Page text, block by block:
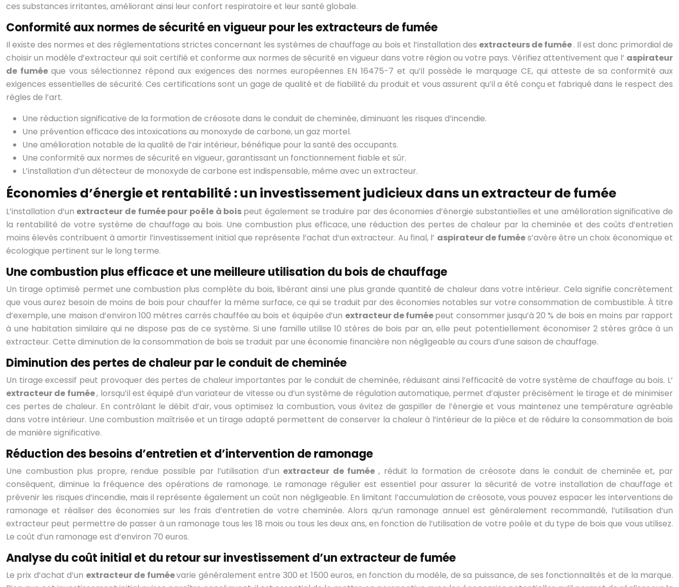
ces substances irritantes, améliorant ainsi leur confort respiratoire et leur santé globale.
Conformité aux normes de sécurité en vigueur pour les extracteurs de fumée
Il existe des normes et des réglementations strictes concernant les systèmes de chauffage au bois et l’installation des extracteurs de fumée. Il est donc primordial de
choisir un modèle d’extracteur qui soit certifié et conforme aux normes de sécurité en vigueur dans votre région ou votre pays. Vérifiez attentivement que l’ aspirateur
de fumée que vous sélectionnez répond aux exigences des normes européennes EN 16475-7 et qu’il possède le marquage CE, qui atteste de sa conformité aux
exigences essentielles de sécurité. Ces certifications sont un gage de qualité et de fiabilité du produit et vous assurent qu’il a été conçu et fabriqué dans le respect des
règles de l’art.
Une réduction significative de la formation de créosote dans le conduit de cheminée, diminuant les risques d’incendie.
Une prévention efficace des intoxications au monoxyde de carbone, un gaz mortel.
Une amélioration notable de la qualité de l’air intérieur, bénéfique pour la santé des occupants.
Une conformité aux normes de sécurité en vigueur, garantissant un fonctionnement fiable et sûr.
L’installation d’un détecteur de monoxyde de carbone est indispensable, même avec un extracteur.
Économies d’énergie et rentabilité : un investissement judicieux dans un extracteur de fumée
L’installation d’un extracteur de fumée pour poêle à bois peut également se traduire par des économies d’énergie substantielles et une amélioration significative de
la rentabilité de votre système de chauffage au bois. Une combustion plus efficace, une réduction des pertes de chaleur par la cheminée et des coûts d’entretien
moins élevés contribuent à amortir l’investissement initial que représente l’achat d’un extracteur. Au final, l’ aspirateur de fumées’avère être un choix économique et
écologique pertinent sur le long terme.
Une combustion plus efficace et une meilleure utilisation du bois de chauffage
Un tirage optimisé permet une combustion plus complète du bois, libérant ainsi une plus grande quantité de chaleur dans votre intérieur. Cela signifie concrètement
que vous aurez besoin de moins de bois pour chauffer la même surface, ce qui se traduit par des économies notables sur votre consommation de combustible. À titre
d’exemple, une maison d’environ 100 mètres carrés chauffée au bois et équipée d’un extracteur de fuméepeut consommer jusqu’à 20 % de bois en moins par rapport
à une habitation similaire qui ne dispose pas de ce système. Si une famille utilise 10 stères de bois par an, elle peut potentiellement économiser 2 stères grâce à un
extracteur. Cette diminution de la consommation de bois se traduit par une économie financière non négligeable au cours d’une saison de chauffage.
Diminution des pertes de chaleur par le conduit de cheminée
Un tirage excessif peut provoquer des pertes de chaleur importantes par le conduit de cheminée, réduisant ainsi l’efficacité de votre système de chauffage au bois. L’
extracteur de fumée, lorsqu’il est équipé d’un variateur de vitesse ou d’un système de régulation automatique, permet d’ajuster précisément le tirage et de minimiser
ces pertes de chaleur. En contrôlant le débit d’air, vous optimisez la combustion, vous évitez de gaspiller de l’énergie et vous maintenez une température agréable
dans votre intérieur. Une combustion maîtrisée et un tirage adapté permettent de conserver la chaleur à l’intérieur de la pièce et de réduire la consommation de bois
de manière significative.
Réduction des besoins d’entretien et d’intervention de ramonage
Une combustion plus propre, rendue possible par l’utilisation d’un extracteur de fumée , réduit la formation de créosote dans le conduit de cheminée et, par
conséquent, diminue la fréquence des opérations de ramonage. Le ramonage régulier est essentiel pour assurer la sécurité de votre installation de chauffage et
prévenir les risques d’incendie, mais il représente également un coût non négligeable. En limitant l’accumulation de créosote, vous pouvez espacer les interventions de
ramonage et réaliser des économies sur les frais d’entretien de votre cheminée. Alors qu’un ramonage annuel est généralement recommandé, l’utilisation d’un
extracteur peut permettre de passer à un ramonage tous les 18 mois ou tous les deux ans, en fonction de l’utilisation de votre poêle et du type de bois que vous utilisez.
Le coût d’un ramonage est d’environ 70 euros.
Analyse du coût initial et du retour sur investissement d’un extracteur de fumée
Le prix d’achat d’un extracteur de fuméevarie généralement entre 300 et 1500 euros, en fonction du modèle, de sa puissance, de ses fonctionnalités et de la marque.